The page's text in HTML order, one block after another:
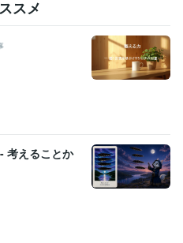
スメ
えることか